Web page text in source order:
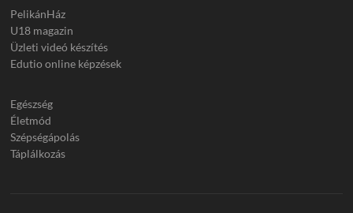
PelikánHáz
U18 magazin
Üzleti videó készítés
Edutio online képzések
Egészség
Életmód
Szépségápolás
Táplálkozás